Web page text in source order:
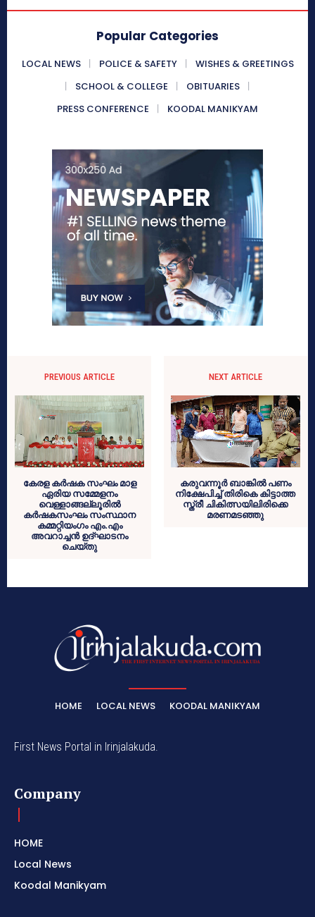
Popular Categories
LOCAL NEWS POLICE & SAFETY
WISHES & GREETINGS
SCHOOL & COLLEGE
OBITUARIES
PRESS CONFERENCE
KOODAL MANIKYAM
PREVIOUS ARTICLE
കേരള കർഷക സംഘം മാള
ഏരിയ സമ്മേളനം
വെള്ളാങ്ങല്ലൂരിൽ
കർഷകസംഘം സംസ്ഥാന
കമ്മറ്റിയംഗം എം.എം
അവറാച്ചൻ ഉദ്ഘാടനം
ചെയ്തു
NEXT ARTICLE
കരുവന്നൂര്‍ ബാങ്കില്‍ പണം
നിക്ഷേപിച്ച് തിരികെ കിട്ടാത്ത
സ്ത്രീ ചികിത്സയിലിരിക്കെ
മരണമടഞ്ഞു
HOME LOCAL NEWS KOODAL MANIKYAM
First News Portal in Irinjalakuda.
Company
HOME
Local News
Koodal Manikyam